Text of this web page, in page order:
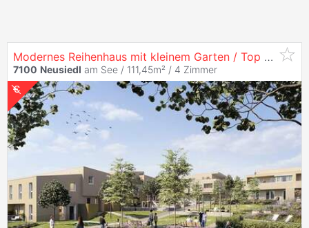
Modernes Reihenhaus mit kleinem Garten / Top 6-5
7100 Neusiedl am See / 111,45m² / 4 Zimmer